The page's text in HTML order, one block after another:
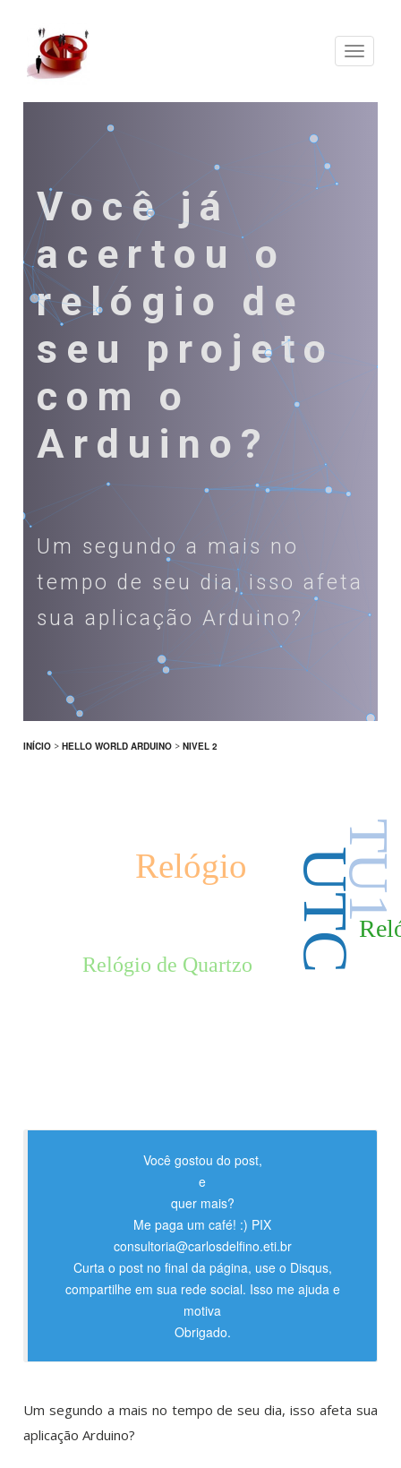
Você já
acertou o
relógio de
seu projeto
com o
Arduino?
Um segundo a mais no
tempo de seu dia, isso afeta
sua aplicação Arduino?
INÍCIO > HELLO WORLD ARDUINO > NIVEL 2
UTCTU1
Relógio
Relógio de Quartzo
Você gostou do post,
e
quer mais?
Me paga um café! :) PIX
consultoria@carlosdelfino.eti.br
Curta o post no final da página, use o Disqus,
compartilhe em sua rede social. Isso me ajuda e
motiva
Obrigado.
Um segundo a mais no tempo de seu dia, isso afeta sua
aplicação Arduino?